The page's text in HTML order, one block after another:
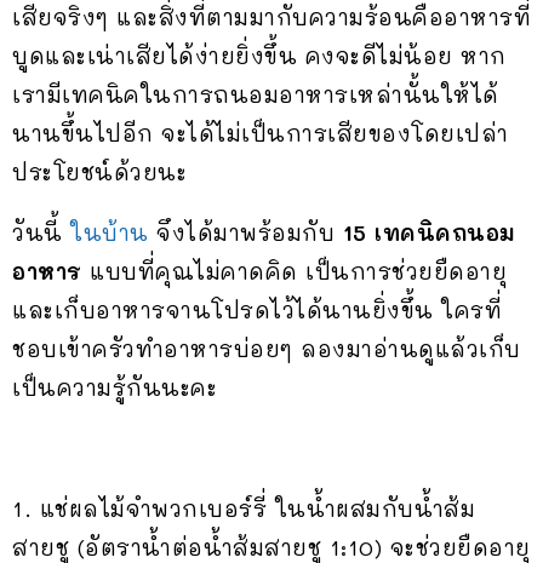
เสียจริงๆ และสิ่งที่ตามมากับความร้อนคืออาหารที่
บูดและเน่าเสียได้ง่ายยิ่งขึ้น คงจะดีไม่น้อย หาก
เรามีเทคนิคในการถนอมอาหารเหล่านั้นให้ได้
นานขึ้นไปอีก จะได้ไม่เป็นการเสียของโดยเปล่า
ประโยชน์ด้วยนะ
วันนี้ ในบ้าน จึงได้มาพร้อมกับ 15 เทคนิคถนอม
อาหาร แบบที่คุณไม่คาดคิด เป็นการช่วยยืดอายุ
และเก็บอาหารจานโปรดไว้ได้นานยิ่งขึ้น ใครที่
ชอบเข้าครัวทำอาหารบ่อยๆ ลองมาอ่านดูแล้วเก็บ
เป็นความรู้กันนะคะ
1. แช่ผลไม้จำพวกเบอร์รี่ ในน้ำผสมกับน้ำส้ม
สายชู (อัตราน้ำต่อน้ำส้มสายชู 1:10) จะช่วยยืดอายุ